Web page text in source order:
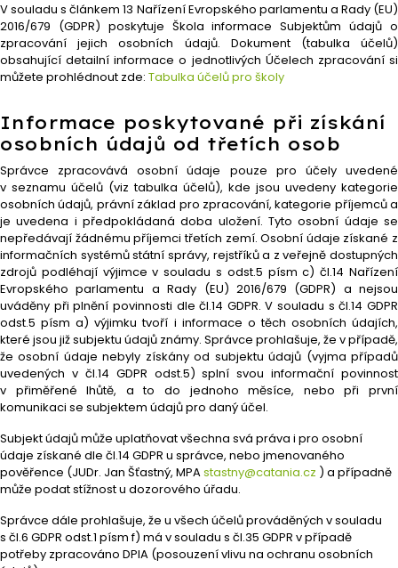
V souladu s článkem 13 Nařízení Evropského parlamentu a Rady (EU)
2016/679 (GDPR) poskytuje Škola informace Subjektům údajů o
zpracování jejich osobních údajů. Dokument (tabulka účelů)
obsahující detailní informace o jednotlivých Účelech zpracování si
můžete prohlédnout zde: Tabulka účelů pro školy
Informace poskytované při získání
osobních údajů od třetích osob
Správce zpracovává osobní údaje pouze pro účely uvedené
v seznamu účelů (viz tabulka účelů), kde jsou uvedeny kategorie
osobních údajů, právní základ pro zpracování, kategorie příjemců a
je uvedena i předpokládaná doba uložení. Tyto osobní údaje se
nepředávají žádnému příjemci třetích zemí. Osobní údaje získané z
informačních systémů státní správy, rejstříků a z veřejně dostupných
zdrojů podléhají výjimce v souladu s odst.5 písm c) čl.14 Nařízení
Evropského parlamentu a Rady (EU) 2016/679 (GDPR) a nejsou
uváděny při plnění povinnosti dle čl.14 GDPR. V souladu s čl.14 GDPR
odst.5 písm a) výjimku tvoří i informace o těch osobních údajích,
které jsou již subjektu údajů známy. Správce prohlašuje, že v případě,
že osobní údaje nebyly získány od subjektu údajů (vyjma případů
uvedených v čl.14 GDPR odst.5) splní svou informační povinnost
v přiměřené lhůtě, a to do jednoho měsíce, nebo při první
komunikaci se subjektem údajů pro daný účel.
Subjekt údajů může uplatňovat všechna svá práva i pro osobní
údaje získané dle čl.14 GDPR u správce, nebo jmenovaného
pověřence (JUDr. Jan Šťastný, MPAstastny@catania.cz ) a případně
může podat stížnost u dozorového úřadu.
Správce dále prohlašuje, že u všech účelů prováděných v souladu
s čl.6 GDPR odst.1 písm f) má v souladu s čl.35 GDPR v případě
potřeby zpracováno DPIA (posouzení vlivu na ochranu osobních